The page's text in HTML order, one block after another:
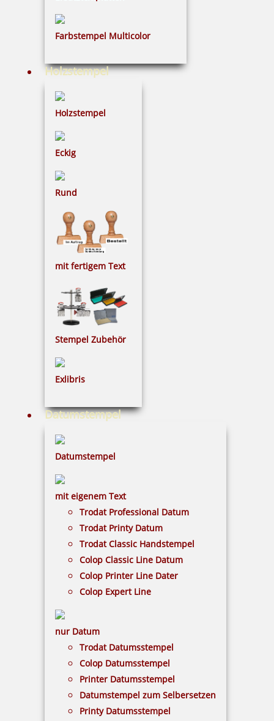
Farbstempel Multicolor
Holzstempel
Holzstempel
Eckig
Rund
mit fertigem Text
Stempel Zubehör
Exlibris
Datumstempel
Datumstempel
mit eigenem Text
Trodat Professional Datum
Trodat Printy Datum
Trodat Classic Handstempel
Colop Classic Line Datum
Colop Printer Line Dater
Colop Expert Line
nur Datum
Trodat Datumsstempel
Colop Datumsstempel
Printer Datumsstempel
Datumstempel zum Selbersetzen
Printy Datumsstempel